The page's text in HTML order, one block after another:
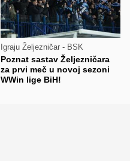
Igraju Željezničar - BSK
Poznat sastav Željezničara
za prvi meč u novoj sezoni
WWin lige BiH!